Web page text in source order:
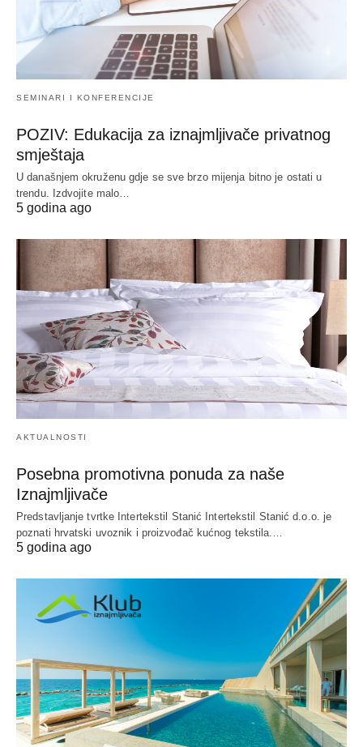
SEMINARI I KONFERENCIJE
POZIV: Edukacija za iznajmljivače privatnog
smještaja
U današnjem okruženu gdje se sve brzo mijenja bitno je ostati u
trendu. Izdvojite malo…
5 godina ago
AKTUALNOSTI
Posebna promotivna ponuda za naše
Iznajmljivače
Predstavljanje tvrtke Intertekstil Stanić Intertekstil Stanić d.o.o. je
poznati hrvatski uvoznik i proizvođač kućnog tekstila.…
5 godina ago